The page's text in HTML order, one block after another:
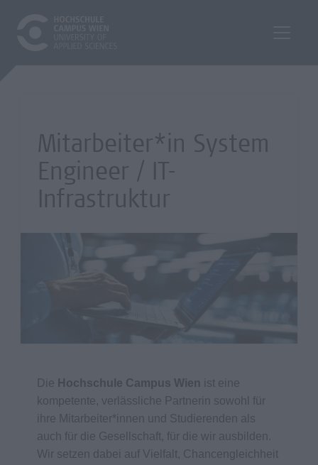
Mitarbeiter*in System
Engineer / IT-
Infrastruktur
Die Hochschule Campus Wien
ist eine
kompetente, verlässliche Partnerin sowohl für
ihre Mitarbeiter*innen und Studierenden als
auch für die Gesellschaft, für die wir ausbilden.
Wir setzen dabei auf Vielfalt, Chancengleichheit